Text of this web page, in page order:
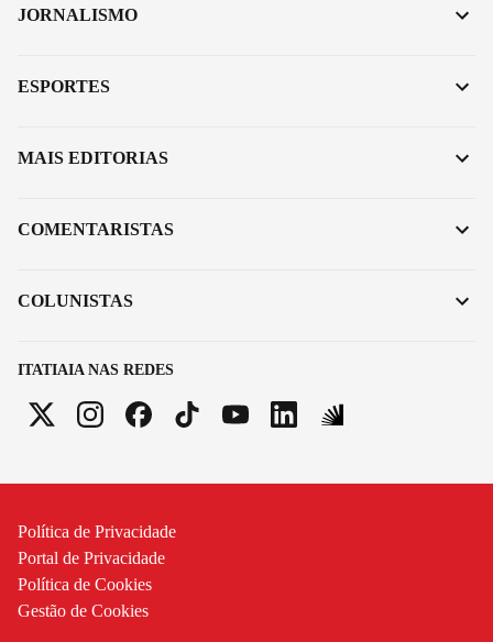
ITATIAIA NAS REDES
JORNALISMO
ESPORTES
MAIS EDITORIAS
COMENTARISTAS
COLUNISTAS
Política de Privacidade
Portal de Privacidade
Política de Cookies
Gestão de Cookies